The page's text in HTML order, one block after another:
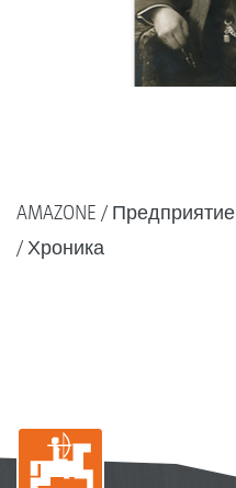
AMAZONE Предприятие
Хроника